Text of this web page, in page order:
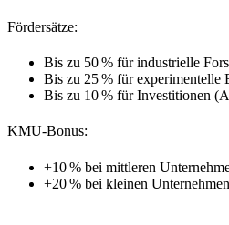
Fördersätze:
Bis zu 50 % für industrielle
Bis zu 25 % für experimentelle
Bis zu 10 % für Investitionen
KMU-Bonus:
+10 % bei mittleren
+20 % bei kleinen Unternehmen